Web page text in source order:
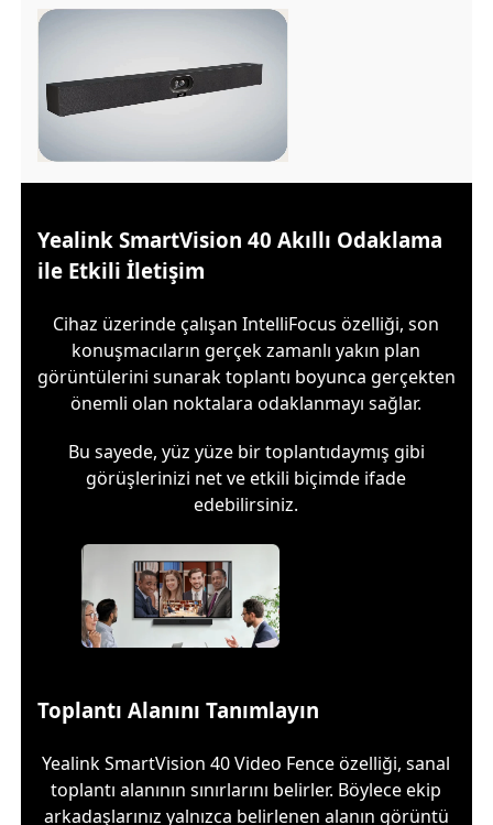
Yealink SmartVision 40 Akıllı Odaklama
ile Etkili İletişim
Cihaz üzerinde çalışan IntelliFocus özelliği, son
konuşmacıların gerçek zamanlı yakın plan
görüntülerini sunarak toplantı boyunca gerçekten
önemli olan noktalara odaklanmayı sağlar.
Bu sayede, yüz yüze bir toplantıdaymış gibi
görüşlerinizi net ve etkili biçimde ifade
edebilirsiniz.
Toplantı Alanını Tanımlayın
Yealink SmartVision 40 Video Fence özelliği, sanal
toplantı alanının sınırlarını belirler. Böylece ekip
arkadaşlarınız yalnızca belirlenen alanın görüntü